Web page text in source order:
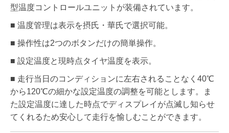
型温度コントロールユニットが装備されています。
■ 温度管理は表示を摂氏・華氏で選択可能。
■ 操作性は2つのボタンだけの簡単操作。
■ 設定温度と現時点タイヤ温度を表示。
■ 走行当日のコンディションに左右されることなく40℃
から120℃の細かな設定温度の調整を可能とします。ま
た設定温度に達した時点でディスプレイが点滅し知らせ
てくれるため安心して走行を愉しむことができます。